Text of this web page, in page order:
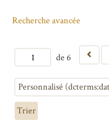
de 6
Recherche avancée
Trier